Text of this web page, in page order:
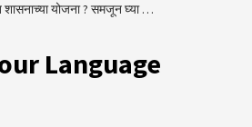
शासनाच्या योजना ? समजून घ्या …
Language